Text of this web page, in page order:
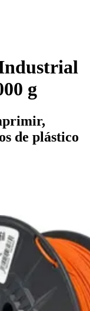
g
de plástico